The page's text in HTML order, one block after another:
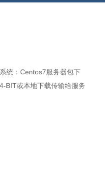
统：Centos7服务器包下
BIT或本地下载传输给服务